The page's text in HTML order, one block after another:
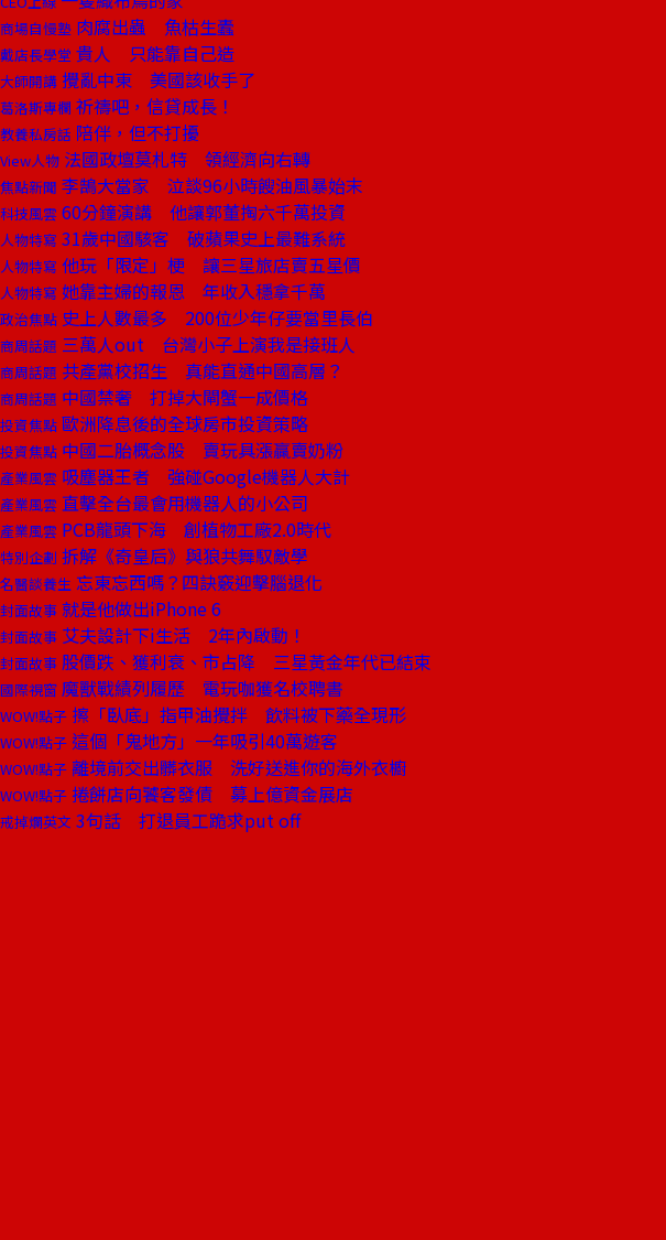
商場自慢塾 肉腐出蟲 魚枯生蠹
戴店長學堂 貴人 只能靠自己造
大師開講 攪亂中東 美國該收手了
葛洛斯專欄 祈禱吧，信貸成長！
教養私房話 陪伴，但不打擾
View人物 法國政壇莫札特 領經濟向右轉
焦點新聞 李鵠大當家 泣談96小時餿油風暴始末
科技風雲 60分鐘演講 他讓郭董掏六千萬投資
人物特寫 31歲中國駭客 破蘋果史上最難系統
人物特寫 他玩「限定」梗 讓三星旅店賣五星價
人物特寫 她靠主婦的報恩 年收入穩拿千萬
政治焦點 史上人數最多 200位少年仔要當里長伯
商周話題 三萬人out 台灣小子上演我是接班人
商周話題 共產黨校招生 真能直通中國高層？
商周話題 中國禁奢 打掉大閘蟹一成價格
投資焦點 歐洲降息後的全球房市投資策略
投資焦點 中國二胎概念股 賣玩具漲贏賣奶粉
產業風雲 吸塵器王者 強碰Google機器人大計
產業風雲 直擊全台最會用機器人的小公司
產業風雲 PCB龍頭下海 創植物工廠2.0時代
特別企劃 拆解《奇皇后》與狼共舞馭敵學
名醫談養生 忘東忘西嗎？四訣竅迎擊腦退化
封面故事 就是他做出iPhone 6
封面故事 艾夫設計下i生活 2年內啟動！
封面故事 股價跌、獲利衰、市占降 三星黃金年代已結束
國際視窗 魔獸戰績列履歷 電玩咖獲名校聘書
WOW!點子 擦「臥底」指甲油攪拌 飲料被下藥全現形
WOW!點子 這個「鬼地方」一年吸引40萬遊客
WOW!點子 離境前交出髒衣服 洗好送進你的海外衣櫥
WOW!點子 捲餅店向饕客發債 募上億資金展店
戒掉爛英文 3句話 打退員工跪求put off